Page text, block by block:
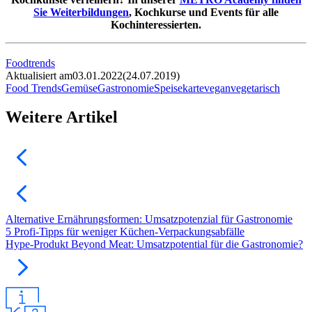
Sie Weiterbildungen, Kochkurse und Events für alle
Kochinteressierten.
Foodtrends
Aktualisiert am03.01.2022(24.07.2019)
Food TrendsGemüseGastronomieSpeisekarteveganvegetarisch
Weitere Artikel
Alternative Ernährungsformen: Umsatzpotenzial für Gastronomie
5 Profi-Tipps für weniger Küchen-Verpackungsabfälle
Hype-Produkt Beyond Meat: Umsatzpotential für die Gastronomie?